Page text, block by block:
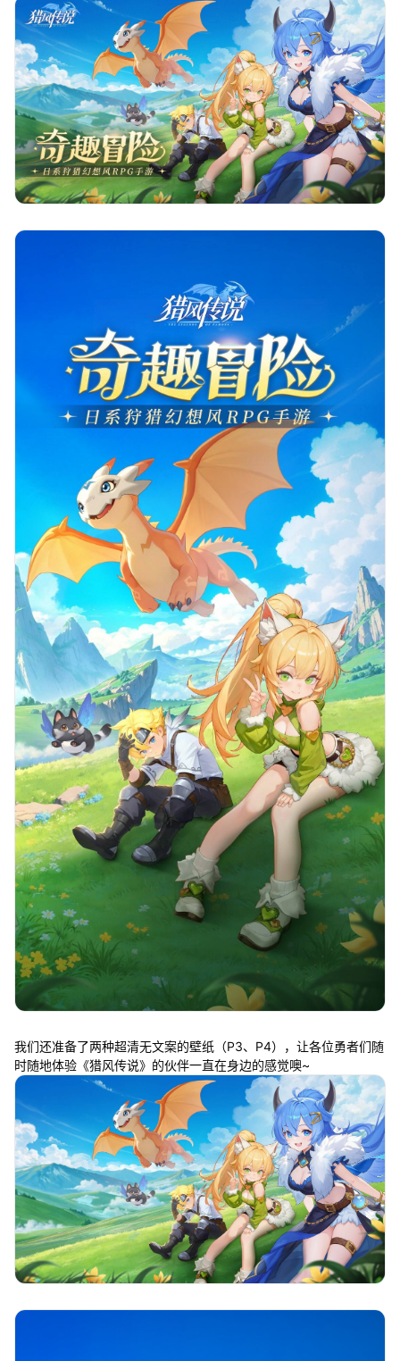
我们还准备了两种超清无文案的壁纸（P3、P4），让各位勇者们随
时随地体验《猎风传说》的伙伴一直在身边的感觉噢~